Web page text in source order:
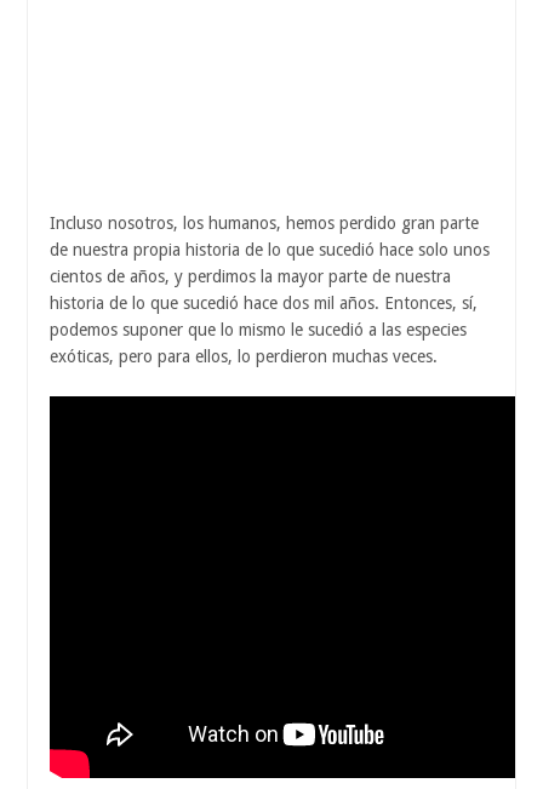
Incluso nosotros, los humanos, hemos perdido gran parte
de nuestra propia historia de lo que sucedió hace solo unos
cientos de años, y perdimos la mayor parte de nuestra
historia de lo que sucedió hace dos mil años. Entonces, sí,
podemos suponer que lo mismo le sucedió a las especies
exóticas, pero para ellos, lo perdieron muchas veces.